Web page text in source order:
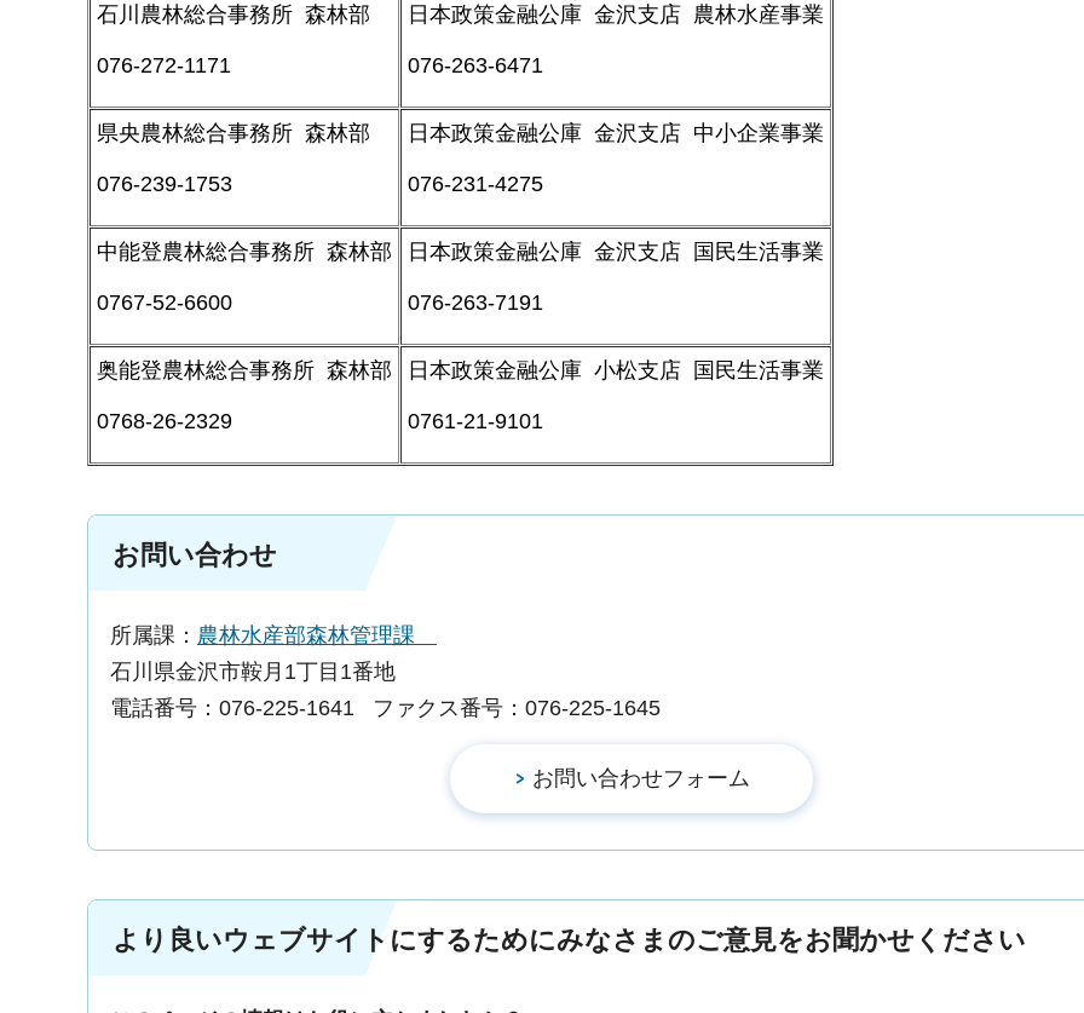
石川農林総合事務所 森林部
076-272-1171
日本政策金融公庫 金沢支店 農林水産事業
076-263-6471
県央農林総合事務所 森林部
076-239-1753
日本政策金融公庫 金沢支店 中小企業事業
076-231-4275
中能登農林総合事務所 森林部
0767-52-6600
日本政策金融公庫 金沢支店 国民生活事業
076-263-7191
奥能登農林総合事務所 森林部
0768-26-2329
日本政策金融公庫 小松支店 国民生活事業
0761-21-9101
お問い合わせ
所属課： 農林水産部森林管理課
石川県金沢市鞍月1丁目1番地
電話番号：076-225-1641
ファクス番号：076-225-1645
より良いウェブサイトにするためにみなさまのご意見をお聞かせください